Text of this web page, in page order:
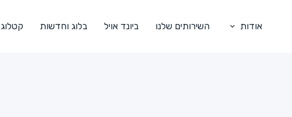
אודות השירותים שלנו ביונד אויל בלוג וחדשות קטלוג